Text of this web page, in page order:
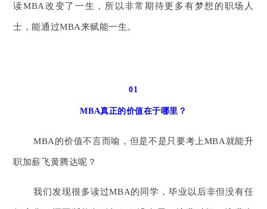
读MBA改变了一生，所以非常期待更多有梦想的职场人
士，能通过MBA来赋能一生。
01
MBA真正的价值在于哪里？
MBA的价值不言而喻，但是不是只要考上MBA就能升
职加薪飞黄腾达呢？
我们发现很多读过MBA的同学，毕业以后非但没有任